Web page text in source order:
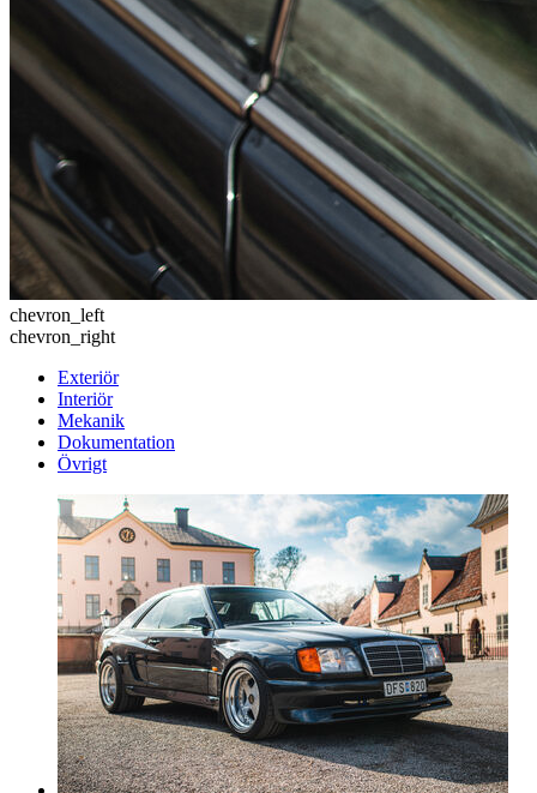
chevron_left
chevron_right
Exteriör
Interiör
Mekanik
Dokumentation
Övrigt